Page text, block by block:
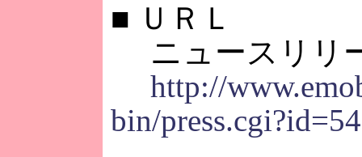
■ ＵＲＬ
ニュースリリ
http://
bin/